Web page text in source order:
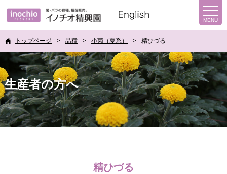
トップページ 品種 小菊（夏系） 精ひづる
生産者の方へ
精ひづる